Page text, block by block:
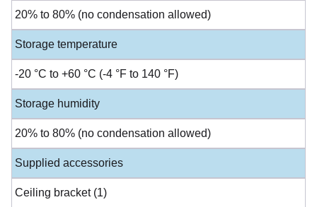
20% to 80% (no condensation allowed)
Storage temperature
-20 °С to +60 °С (-4 °F to 140 °F)
Storage humidity
20% to 80% (no condensation allowed)
Supplied accessories
Ceiling bracket (1)